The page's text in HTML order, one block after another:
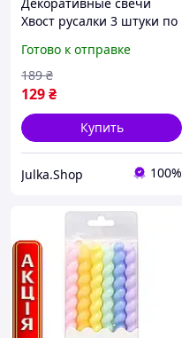
Хвост русалки 3 штуки по
фиолетово-голубые для
торта девочке
Готово к отправке
129₴
189 ₴
Купить
Julka.Shop 100%